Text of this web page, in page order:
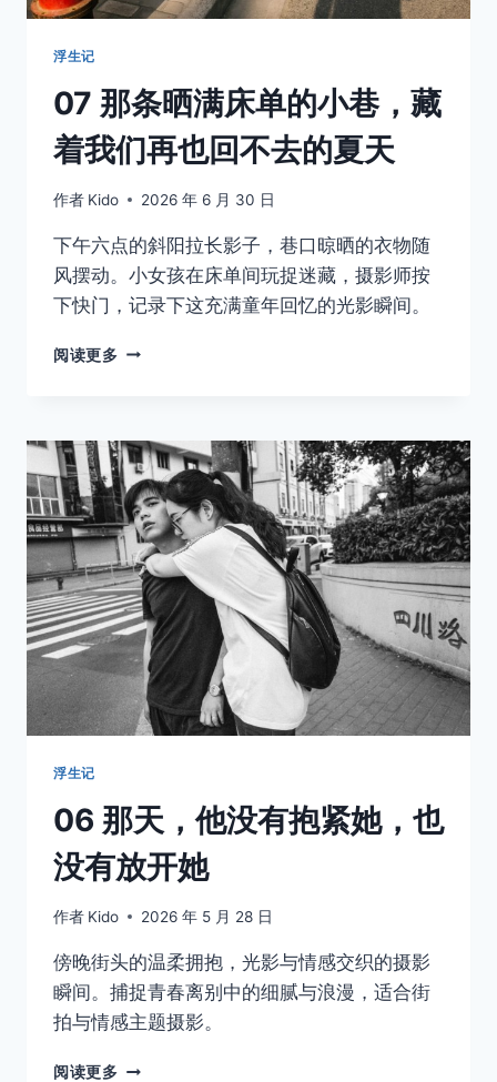
不
浮生记
07 那条晒满床单的小巷，藏
着我们再也回不去的夏天
作者 Kido 2026 年 6 月 30 日
下午六点的斜阳拉长影子，巷口晾晒的衣物随
风摆动。小女孩在床单间玩捉迷藏，摄影师按
下快门，记录下这充满童年回忆的光影瞬间。
阅读更多 07
满
床
单
的
小
巷，
藏
着
我
们
再
也
回
夏
天
浮生记
06 那天，他没有抱紧她，也
没有放开她
作者 Kido 2026 年 5 月 28 日
傍晚街头的温柔拥抱，光影与情感交织的摄影
瞬间。捕捉青春离别中的细腻与浪漫，适合街
拍与情感主题摄影。
阅读更多 06
取消 搜索